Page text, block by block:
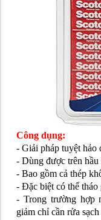
Công dụng:
- Giải pháp tuyệt hảo
- Dùng được trên hầu
- Bao gồm cả thép
- Đặc biệt có thể tháo
- Trong trường hợp
giảm chỉ cần rửa